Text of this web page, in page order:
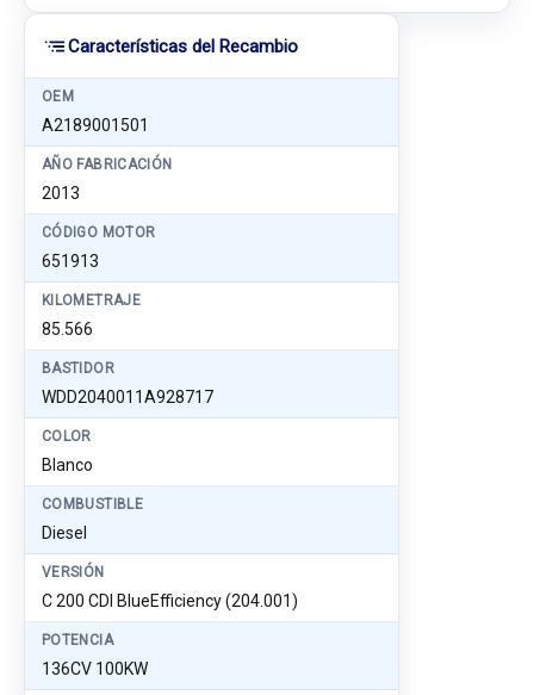
Características del Recambio
OEM
A2189001501
AÑO FABRICACIÓN
2013
CÓDIGO MOTOR
651913
KILOMETRAJE
85.566
BASTIDOR
WDD2040011A928717
COLOR
Blanco
COMBUSTIBLE
Diesel
VERSIÓN
C 200 CDI BlueEfficiency (204.001)
POTENCIA
136CV 100KW